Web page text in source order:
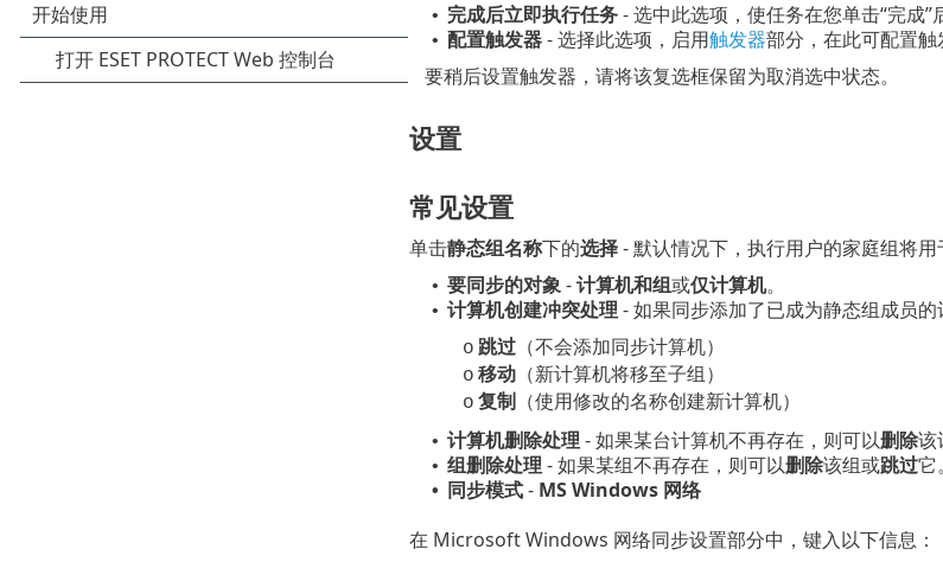
• 完成后立即执行任务- 选中此选项，使任务在您单击“完成”
• 配置触发器- 选择此选项，启用触发器部分，在此可配置触
要稍后设置触发器，请将该复选框保留为取消选中状态。
设置
常见设置
单击静态组名称下的选择- 默认情况下，执行用户的家庭组将
• 要同步的对象-计算机和组或仅计算机。
• 计算机创建冲突处理- 如果同步添加了已成为静态组成员的
o 跳过（不会添加同步计算机）
o 移动（新计算机将移至子组）
o 复制（使用修改的名称创建新计算机）
• 计算机删除处理- 如果某台计算机不再存在，则可以删除该
• 组删除处理- 如果某组不再存在，则可以删除该组或跳过它。
• 同步模式- MS Windows 网络
在 Microsoft Windows 网络同步设置部分中，键入以下信息：